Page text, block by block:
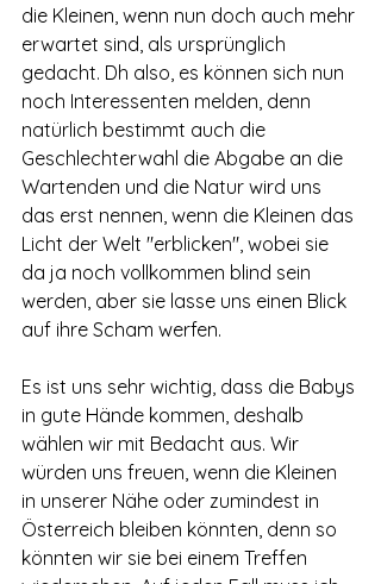
die Kleinen, wenn nun doch auch mehr
erwartet sind, als ursprünglich
gedacht. Dh also, es können sich nun
noch Interessenten melden, denn
natürlich bestimmt auch die
Geschlechterwahl die Abgabe an die
Wartenden und die Natur wird uns
das erst nennen, wenn die Kleinen das
Licht der Welt "erblicken", wobei sie
da ja noch vollkommen blind sein
werden, aber sie lasse uns einen Blick
auf ihre Scham werfen.
Es ist uns sehr wichtig, dass die Babys
in gute Hände kommen, deshalb
wählen wir mit Bedacht aus. Wir
würden uns freuen, wenn die Kleinen
in unserer Nähe oder zumindest in
Österreich bleiben könnten, denn so
könnten wir sie bei einem Treffen